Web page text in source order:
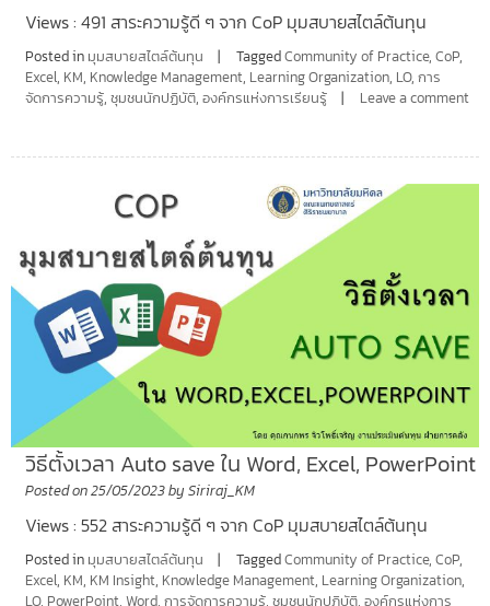
Views : 491 สาระความรู้ดี ๆ จาก CoP มุมสบายสไตล์ต้นทุน
Posted in มุมสบายสไตล์ต้นทุน TaggedCommunity of Practice, CoP,
Excel, KM, Knowledge Management, Learning Organization, LO, การ
จัดการความรู้, ชุมชนนักปฏิบัติ, องค์กรแห่งการเรียนรู้ Leave a comment
วิธีตั้งเวลา Auto save ใน Word, Excel, PowerPoint
Posted on25/05/2023by Siriraj_KM
Views : 552 สาระความรู้ดี ๆ จาก CoP มุมสบายสไตล์ต้นทุน
Posted in มุมสบายสไตล์ต้นทุน TaggedCommunity of Practice, CoP,
Excel, KM, KM Insight, Knowledge Management, Learning Organization,
LO, PowerPoint, Word, การจัดการความรู้, ชุมชนนักปฏิบัติ, องค์กรแห่งการ